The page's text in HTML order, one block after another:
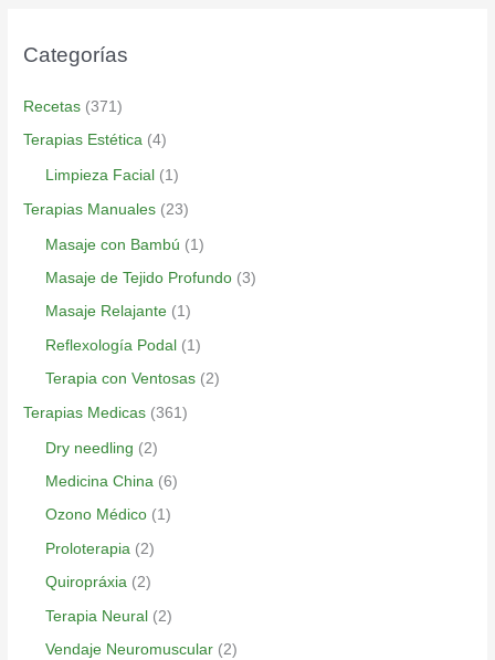
Categorías
Recetas (371)
Terapias Estética (4)
Limpieza Facial (1)
Terapias Manuales (23)
Masaje con Bambú (1)
Masaje de Tejido Profundo (3)
Masaje Relajante (1)
Reflexología Podal (1)
Terapia con Ventosas (2)
Terapias Medicas (361)
Dry needling (2)
Medicina China (6)
Ozono Médico (1)
Proloterapia (2)
Quiropráxia (2)
Terapia Neural (2)
Vendaje Neuromuscular (2)